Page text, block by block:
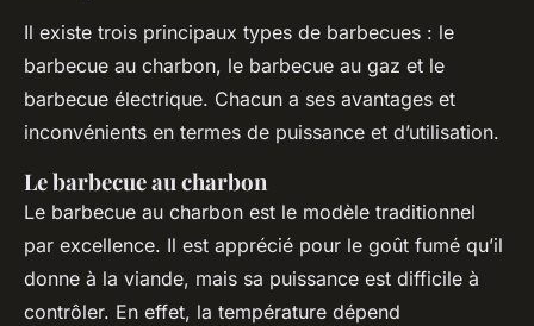
Il existe trois principaux types de barbecues : le
barbecue au charbon, le barbecue au gaz et le
barbecue électrique. Chacun a ses avantages et
inconvénients en termes de puissance et d’utilisation.
Le barbecue au charbon
Le barbecue au charbon est le modèle traditionnel
par excellence. Il est apprécié pour le goût fumé qu’il
donne à la viande, mais sa puissance est difficile à
contrôler. En effet, la température dépend